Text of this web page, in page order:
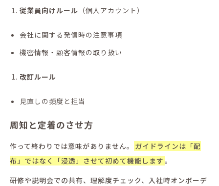
従業員向けルール （個人アカウント）
会社に関する発信時の注意事項
機密情報・顧客情報の取り扱い
改訂ルール
見直しの頻度と担当
周知と定着のさせ方
作って終わりでは意味がありません。
ガイドラインは「配
布」ではなく「浸透」させて初めて機能します 。
研修や説明会での共有、理解度チェック、入社時オンボーデ